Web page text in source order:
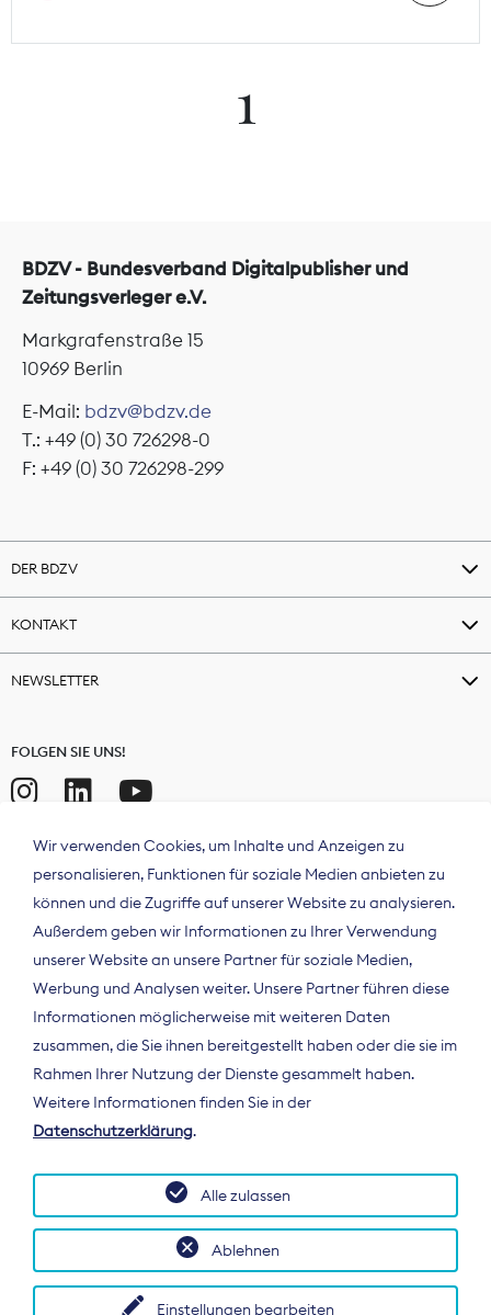
1
BDZV - Bundesverband Digitalpublisher und
Zeitungsverleger e.V.
Markgrafenstraße 15
10969 Berlin
E-Mail: bdzv@bdzv.de
T.: +49 (0) 30 726298-0
F: +49 (0) 30 726298-299
DER BDZV
KONTAKT
NEWSLETTER
FOLGEN SIE UNS!
Der Bundesverband Digitalpublisher und
Zeitungsverleger (BDZV) vertritt als
Spitzenorganisation die Interessen der
Deutschland und auf EU-Ebene.
Wir verwenden Cookies, um Inhalte und Anzeigen zu
personalisieren, Funktionen für soziale Medien anbieten zu
können und die Zugriffe auf unserer Website zu analysieren.
Außerdem geben wir Informationen zu Ihrer Verwendung
unserer Website an unsere Partner für soziale Medien,
Werbung und Analysen weiter. Unsere Partner führen diese
Informationen möglicherweise mit weiteren Daten
zusammen, die Sie ihnen bereitgestellt haben oder die sie im
Rahmen Ihrer Nutzung der Dienste gesammelt haben.
Weitere Informationen finden Sie in der
Datenschutzerklärung.
Einstellungen bearbeiten
Ablehnen
Alle zulassen